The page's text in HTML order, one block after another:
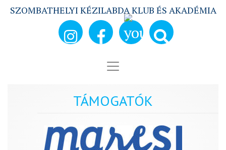
SZOMBATHELYI KÉZILABDA KLUB ÉS AKADÉMIA
TÁMOGATÓK